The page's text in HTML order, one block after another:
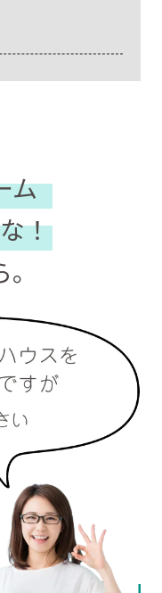
ム
！